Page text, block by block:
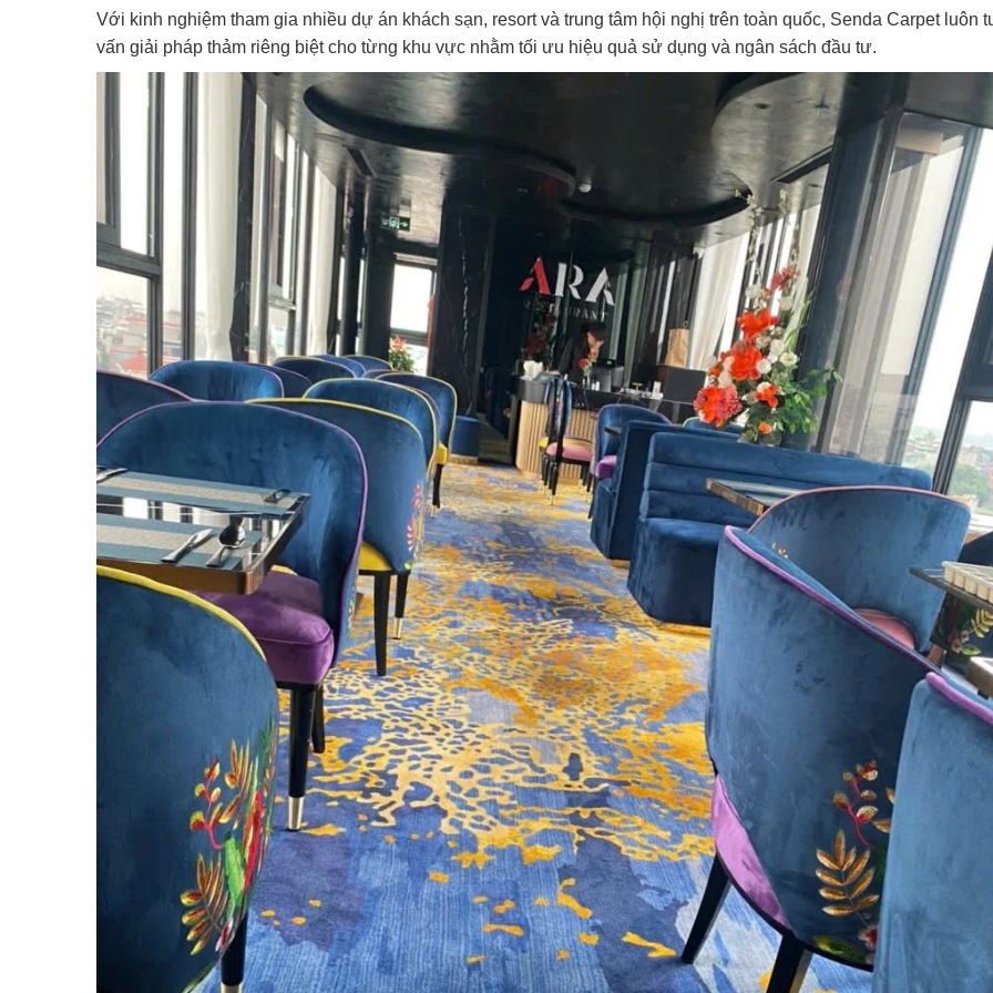
Với kinh nghiệm tham gia nhiều dự án khách sạn, resort và trung tâm hội nghị trên toàn quốc, Senda Carpet luôn
vấn giải pháp thảm riêng biệt cho từng khu vực nhằm tối ưu hiệu quả sử dụng và ngân sách đầu tư.